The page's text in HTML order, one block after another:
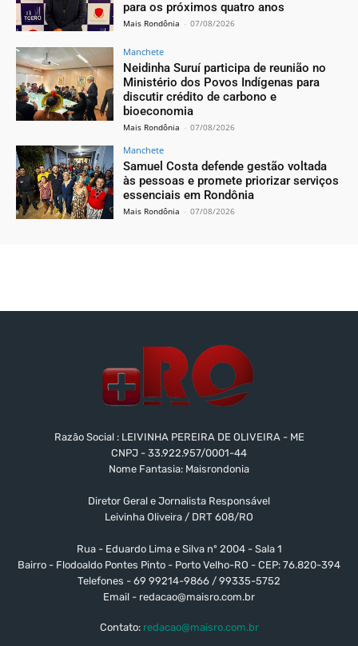
para os próximos quatro anos
Mais Rondônia - 07/08/2026
Manchete
Neidinha Suruí participa de reunião no
Ministério dos Povos Indígenas para
discutir crédito de carbono e
bioeconomia
Mais Rondônia - 07/08/2026
Manchete
Samuel Costa defende gestão voltada
às pessoas e promete priorizar serviços
essenciais em Rondônia
Mais Rondônia - 07/08/2026
Razão Social : LEIVINHA PEREIRA DE OLIVEIRA - ME
CNPJ - 33.922.957/0001-44
Nome Fantasia: Maisrondonia
Diretor Geral e Jornalista Responsável
Leivinha Oliveira / DRT 608/RO
Rua - Eduardo Lima e Silva nº 2004 - Sala 1
Bairro - Flodoaldo Pontes Pinto - Porto Velho-RO - CEP: 76.820-394
Telefones - 69 99214-9866 / 99335-5752
Email - redacao@maisro.com.br
Contato: redacao@maisro.com.br